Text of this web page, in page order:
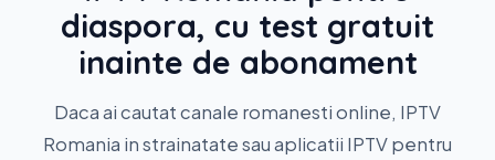
diaspora, cu test gratuit
inainte de abonament
Daca ai cautat canale romanesti online, IPTV
Romania in strainatate sau aplicatii IPTV pentru